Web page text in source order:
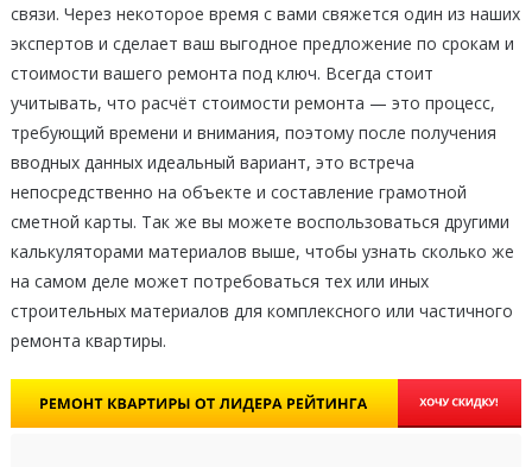
связи. Через некоторое время с вами свяжется один из наших
экспертов и сделает ваш выгодное предложение по срокам и
стоимости вашего ремонта под ключ. Всегда стоит
учитывать, что расчёт стоимости ремонта — это процесс,
требующий времени и внимания, поэтому после получения
вводных данных идеальный вариант, это встреча
непосредственно на объекте и составление грамотной
сметной карты. Так же вы можете воспользоваться другими
калькуляторами материалов выше, чтобы узнать сколько же
на самом деле может потребоваться тех или иных
строительных материалов для комплексного или частичного
ремонта квартиры.